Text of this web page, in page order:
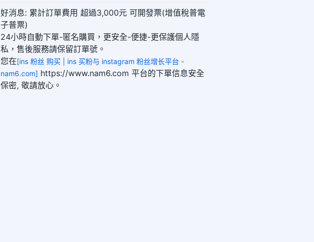
好消息: 累計訂單費用 超過3,000元 可開發票(增值稅普電
子普票)
24小時自動下單-匿名購買，更安全-便捷-更保護個人隱
私，售後服務請保留訂單號。
您在[ins 粉丝 购买 | ins 买粉与 instagram 粉丝增长平台 -
nam6.com] https://www.nam6.com 平台的下單信息安全
保密, 敬請放心。